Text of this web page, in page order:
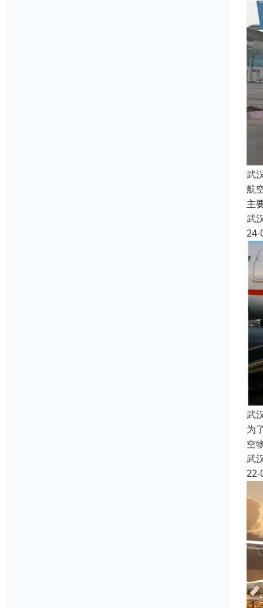
武
航
主
武
24-
武
为
空
武
22-